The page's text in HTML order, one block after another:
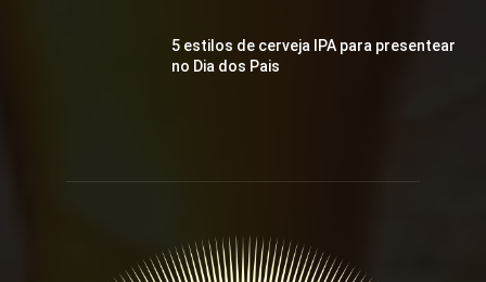
5 estilos de cerveja IPA para presentear
no Dia dos Pais